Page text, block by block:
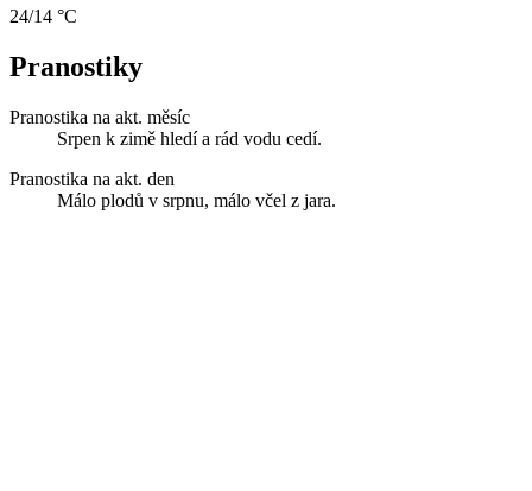
24/14 °C
Pranostiky
Pranostika na akt. měsíc
Srpen k zimě hledí a rád vodu cedí.
Pranostika na akt. den
Málo plodů v srpnu, málo včel z jara.